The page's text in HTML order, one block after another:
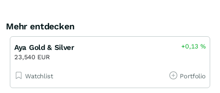
Mehr entdecken
Aya Gold & Silver
23,540 EUR
+0,13%
Watchlist Portfolio